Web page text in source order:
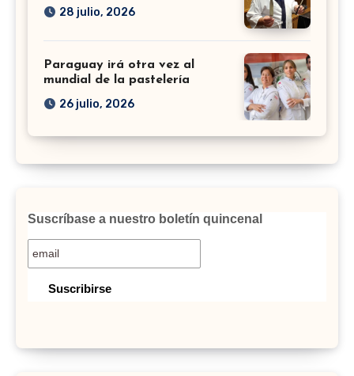
28 julio, 2026
Paraguay irá otra vez al
mundial de la pastelería
26 julio, 2026
Suscríbase a nuestro boletín quincenal